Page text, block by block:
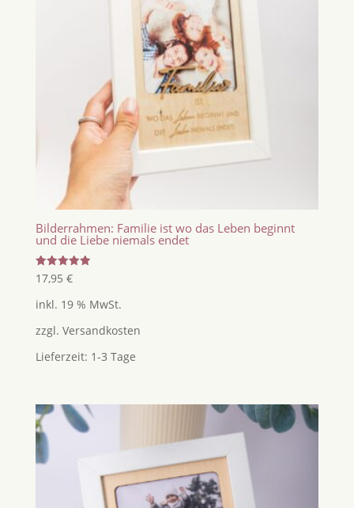
Bilderrahmen: Familie ist wo das Leben beginnt
und die Liebe niemals endet
Bewertet
mit
von 5
17,95 €
inkl. 19 % MwSt.
zzgl. Versandkosten
Lieferzeit: 1-3 Tage